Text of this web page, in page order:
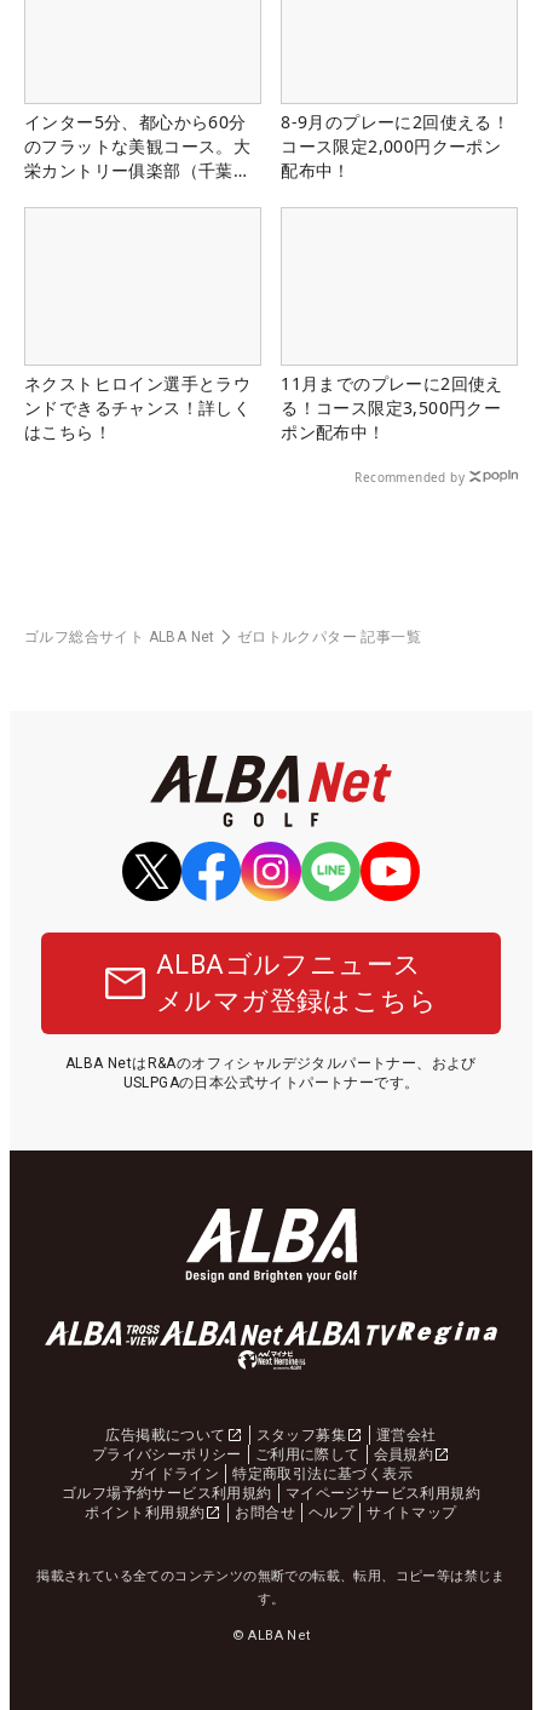
インター5分、都心から60分
のフラットな美観コース。大
栄カントリー俱楽部（千葉
8-9月のプレーに2回使える！
コース限定2,000円クーポン
配布中！
ネクストヒロイン選手とラウ
ンドできるチャンス！詳しく
はこちら！
11月までのプレーに2回使え
る！コース限定3,500円クー
ポン配布中！
Recommended by
ゴルフ総合サイト ALBA Net ゼロトルクパター 記事一覧
ALBAゴルフニュース
メルマガ登録はこちら
ALBA NetはR&Aのオフィシャルデジタルパートナー、および
USLPGAの日本公式サイトパートナーです。
広告掲載について スタッフ募集
運営会社
プライバシーポリシー
ご利用に際して
会員規約
ガイドライン
特定商取引法に基づく表示
ゴルフ場予約サービス利用規約
マイページサービス利用規約
ポイント利用規約
お問合せ ヘルプ サイトマップ
掲載されている全てのコンテンツの無断での転載、転用、コピー等は禁じま
す。
© ALBA Net